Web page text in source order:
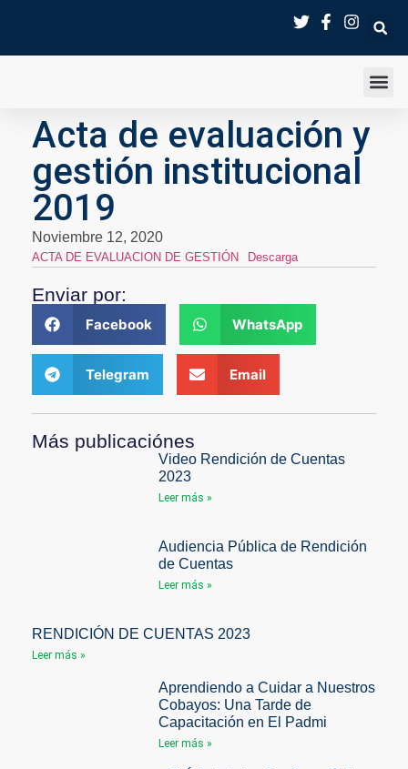
Acta de evaluación y
gestión institucional
2019
Noviembre 12, 2020
Enviar por:
Facebook WhatsApp
Telegram Email
Más publicaciónes
Video Rendición de Cuentas
2023
Leer más »
Audiencia Pública de Rendición
de Cuentas
Leer más »
RENDICIÓN DE CUENTAS 2023
Leer más »
Aprendiendo a Cuidar a Nuestros
Cobayos: Una Tarde de
Capacitación en El Padmi
Leer más »
ACTA DE EVALUACION DE GESTIÓN Descarga